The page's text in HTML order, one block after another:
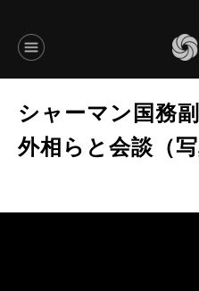
ENGLISH
シャーマン国務
外相らと会談（